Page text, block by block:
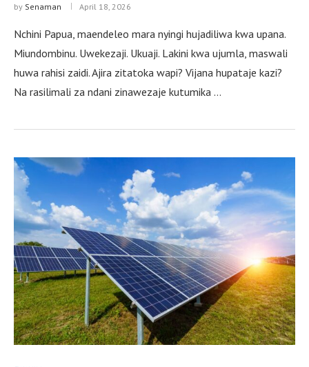
by Senaman April 18, 2026
Nchini Papua, maendeleo mara nyingi hujadiliwa kwa upana.
Miundombinu. Uwekezaji. Ukuaji. Lakini kwa ujumla, maswali
huwa rahisi zaidi. Ajira zitatoka wapi? Vijana hupataje kazi?
Na rasilimali za ndani zinawezaje kutumika …